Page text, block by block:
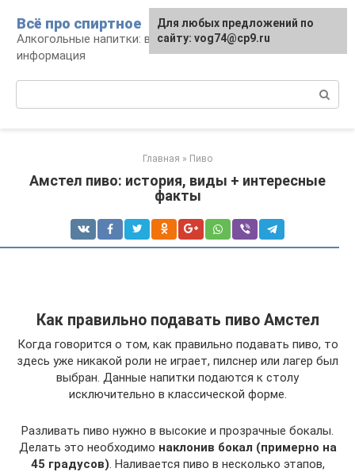
контенту
Всё про спиртное
Алкогольные напитки: виды, рецепты,
информация
Главная » Пиво
Амстел пиво: история, виды + интересные
факты
Как правильно подавать пиво Амстел
Когда говорится о том, как правильно подавать пиво, то
здесь уже никакой роли не играет, пилснер или лагер был
выбран. Данные напитки подаются к столу
исключительно в классической форме.
Разливать пиво нужно в высокие и прозрачные бокалы.
Делать это необходимо наклонив бокал (примерно на
45 градусов). Наливается пиво в несколько этапов,
Для любых предложений по
сайту: vog74@cp9.ru